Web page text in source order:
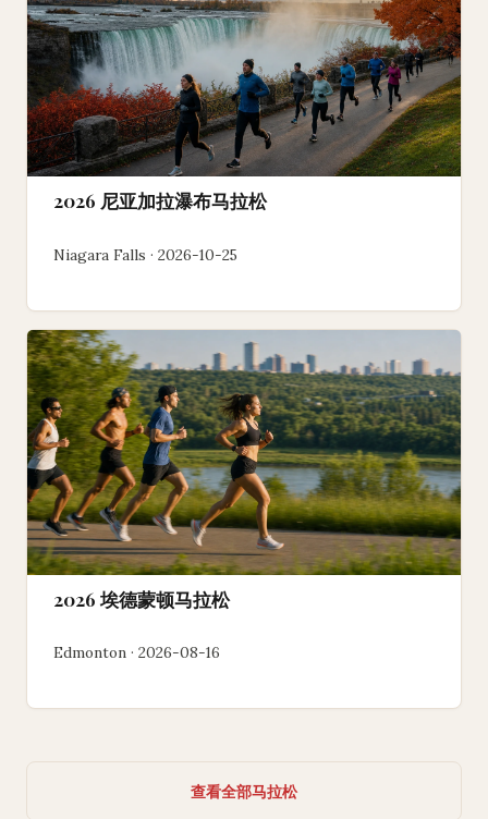
2026 尼亚加拉瀑布马拉松
Niagara Falls · 2026-10-25
2026 埃德蒙顿马拉松
Edmonton · 2026-08-16
查看全部马拉松